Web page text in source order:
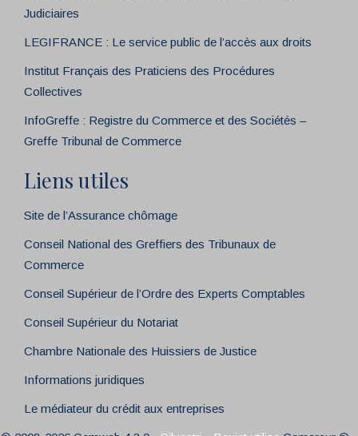
Judiciaires
LEGIFRANCE : Le service public de l’accès aux droits
Institut Français des Praticiens des Procédures
Collectives
InfoGreffe : Registre du Commerce et des Sociétés –
Greffe Tribunal de Commerce
Liens utiles
Site de l’Assurance chômage
Conseil National des Greffiers des Tribunaux de
Commerce
Conseil Supérieur de l’Ordre des Experts Comptables
Conseil Supérieur du Notariat
Chambre Nationale des Huissiers de Justice
Informations juridiques
Le médiateur du crédit aux entreprises